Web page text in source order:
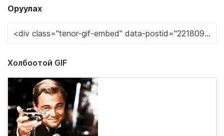
Оруулах
Холбоотой GIF